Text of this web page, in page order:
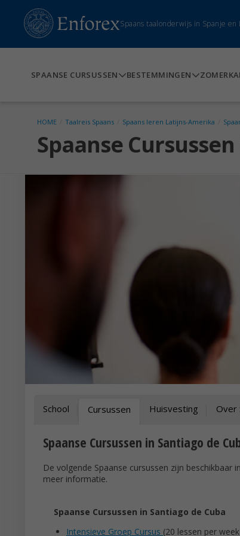
Spaans taalonderwijs in Spanje
SPAANSE CURSUSSEN BESTEMMINGEN
HOME Taalreis Spaans Spaans leren Latijns-Amerika
Spaanse
School Cursussen Huisvesting Over
Spaanse Cursussen in Santiago de
De volgende Spaanse cursussen zijn
meer informatie.
Spaanse Cursussen in Santiago de Cuba
Intensieve Groep Cursus (20 lessen per